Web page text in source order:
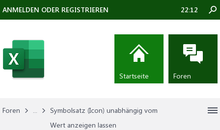
Foren ...
Symbolsatz (Icon) unabhängig vom
Wert anzeigen lassen
ANMELDEN ODER REGISTRIEREN 22:12
Startseite Foren